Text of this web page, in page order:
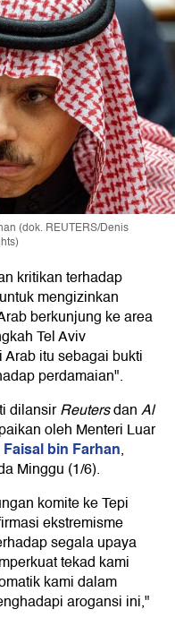
(dok. REUTERS/Denis
kritikan terhadap
mengizinkan
berkunjung ke area
Tel Aviv
itu sebagai bukti
perdamaian".
dilansirReutersdanAl
oleh Menteri Luar
bin Farhan,
Minggu (1/6).
komite ke Tepi
ekstremisme
segala upaya
tekad kami
kami dalam
arogansi ini,"